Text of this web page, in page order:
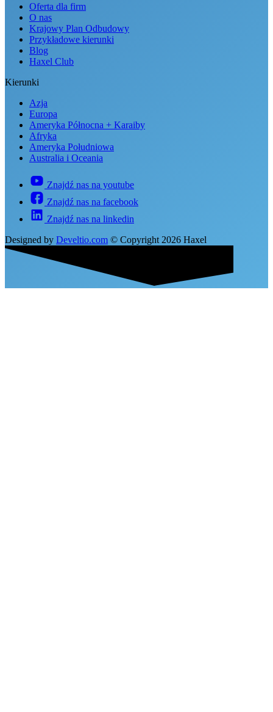
Oferta dla firm
O nas
Krajowy Plan Odbudowy
Przykładowe kierunki
Blog
Haxel Club
Kierunki
Azja
Europa
Ameryka Północna + Karaiby
Afryka
Ameryka Południowa
Australia i Oceania
Znajdź nas na youtube
Znajdź nas na facebook
Znajdź nas na linkedin
Designed by Develtio.com © Copyright 2026 Haxel